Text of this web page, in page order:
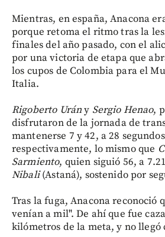
Mientras, en españa, Anacona
porque retoma el ritmo tras la
finales del año pasado, con el
por una victoria de etapa que
los cupos de Colombia para el
Italia.
Rigoberto Urány Sergio Henao,
disfrutaron de la jornada de
mantenerse 7 y 42, a 28
respectivamente, lo mismo que
Sarmiento, quien siguió 56, a
Nibali(Astaná), sostenido por
Tras la fuga, Anacona reconoció
venían a mil". De ahí que fue
kilómetros de la meta, y no llegó